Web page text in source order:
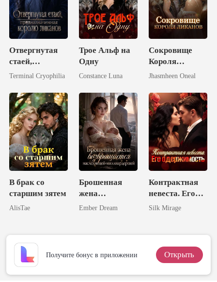
Отвергнутая
стаей,
предназначенн
ликанов
Terminal Cryophilia
Трое Альф на
Одну
Constance Luna
Сокровище
Короля
Ликанов
Jhasmheen Oneal
В брак со
старшим зятем
AlisTae
Брошенная
жена
возвращается
й
Ember Dream
Контрактная
невеста. Его
одержимость
Silk Mirage
Получите бонус в приложении Открыть